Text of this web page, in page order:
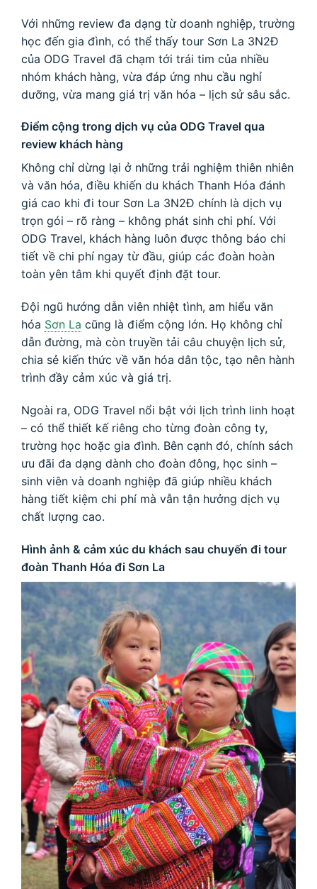
Với những review đa dạng từ doanh nghiệp, trường
học đến gia đình, có thể thấy tour Sơn La 3N2Đ
của ODG Travel đã chạm tới trái tim của nhiều
nhóm khách hàng, vừa đáp ứng nhu cầu nghỉ
dưỡng, vừa mang giá trị văn hóa – lịch sử sâu sắc.
Điểm cộng trong dịch vụ của ODG Travel qua
review khách hàng
Không chỉ dừng lại ở những trải nghiệm thiên nhiên
và văn hóa, điều khiến du khách Thanh Hóa đánh
giá cao khi đi tour Sơn La 3N2Đ chính là dịch vụ
trọn gói – rõ ràng – không phát sinh chi phí. Với
ODG Travel, khách hàng luôn được thông báo chi
tiết về chi phí ngay từ đầu, giúp các đoàn hoàn
toàn yên tâm khi quyết định đặt tour.
Đội ngũ hướng dẫn viên nhiệt tình, am hiểu văn
hóa Sơn La cũng là điểm cộng lớn. Họ không chỉ
dẫn đường, mà còn truyền tải câu chuyện lịch sử,
chia sẻ kiến thức về văn hóa dân tộc, tạo nên hành
trình đầy cảm xúc và giá trị.
Ngoài ra, ODG Travel nổi bật với lịch trình linh hoạt
– có thể thiết kế riêng cho từng đoàn công ty,
trường học hoặc gia đình. Bên cạnh đó, chính sách
ưu đãi đa dạng dành cho đoàn đông, học sinh –
sinh viên và doanh nghiệp đã giúp nhiều khách
hàng tiết kiệm chi phí mà vẫn tận hưởng dịch vụ
chất lượng cao.
Hình ảnh & cảm xúc du khách sau chuyến đi tour
đoàn Thanh Hóa đi Sơn La